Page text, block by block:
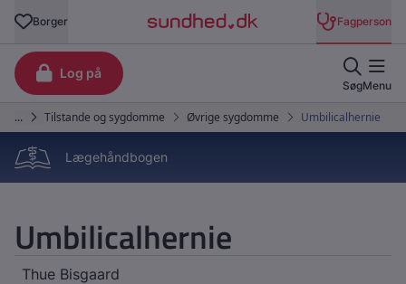
Lægehåndbogen
Umbilicalhernie
Thue Bisgaard